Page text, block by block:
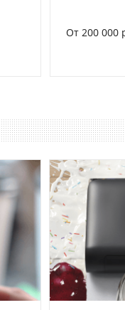
От 200 000